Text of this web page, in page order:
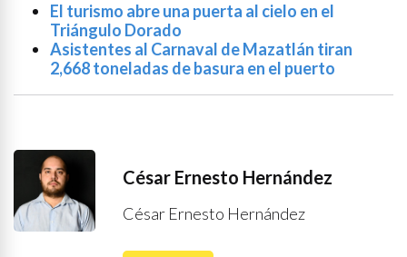
El turismo abre una puerta al cielo en el
Triángulo Dorado
Asistentes al Carnaval de Mazatlán tiran
2,668 toneladas de basura en el puerto
César Ernesto Hernández
César Ernesto Hernández